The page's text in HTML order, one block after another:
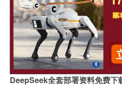
DeepSeek全套部署资料免费下